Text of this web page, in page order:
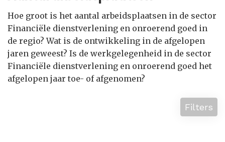
Hoe groot is het aantal arbeidsplaatsen in de sector
Financiële dienstverlening en onroerend goed in
de regio? Wat is de ontwikkeling in de afgelopen
jaren geweest? Is de werkgelegenheid in de sector
Financiële dienstverlening en onroerend goed het
afgelopen jaar toe- of afgenomen?
Filters